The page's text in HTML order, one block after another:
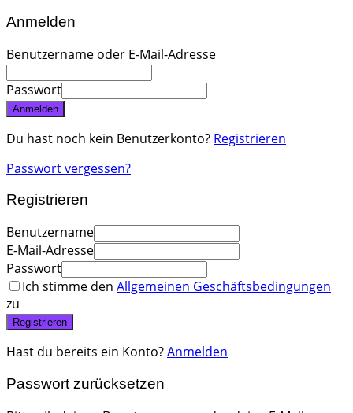
Anmelden
Benutzername oder E-Mail-Adresse
Passwort
Anmelden
Du hast noch kein Benutzerkonto? Registrieren
Passwort vergessen?
Registrieren
Benutzername
E-Mail-Adresse
Passwort
Ich stimme den Allgemeinen Geschäftsbedingungen
zu
Registrieren
Hast du bereits ein Konto?Anmelden
Passwort zurücksetzen